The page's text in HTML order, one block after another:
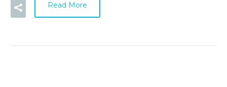
Read More